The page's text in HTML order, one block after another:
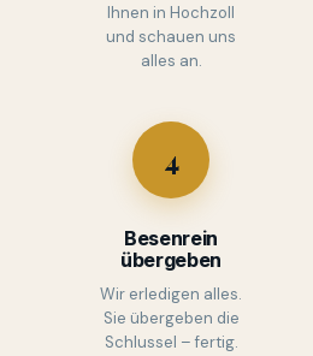
Ihnen in Hochzoll
und schauen uns
alles an.
4
Besenrein
übergeben
Wir erledigen alles.
Sie übergeben die
Schlussel – fertig.